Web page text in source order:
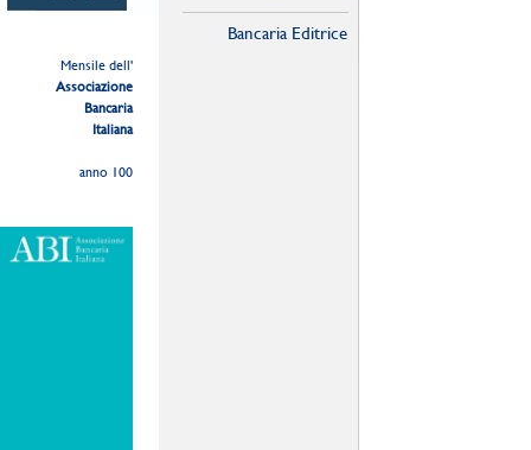
Mensile dell'
Associazione
Bancaria
Italiana
anno 100
Bancaria Editrice